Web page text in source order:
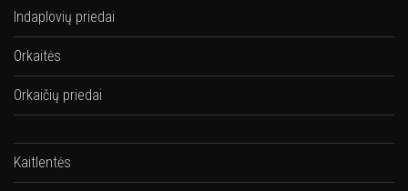
Indaplovių priedai
Orkaitės
Orkaičių priedai
Kaitlentės